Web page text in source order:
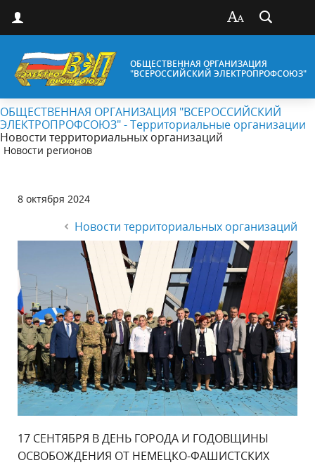
ОБЩЕСТВЕННАЯ ОРГАНИЗАЦИЯ
"ВСЕРОССИЙСКИЙ ЭЛЕКТРОПРОФСОЮЗ"
ОБЩЕСТВЕННАЯ ОРГАНИЗАЦИЯ "ВСЕРОССИЙСКИЙ
ЭЛЕКТРОПРОФСОЮЗ" - Территориальные организации
Новости территориальных организаций
Новости регионов
8 октября 2024
Новости территориальных организаций
17 СЕНТЯБРЯ В ДЕНЬ ГОРОДА И ГОДОВЩИНЫ
ОСВОБОЖДЕНИЯ ОТ НЕМЕЦКО-ФАШИСТСКИХ